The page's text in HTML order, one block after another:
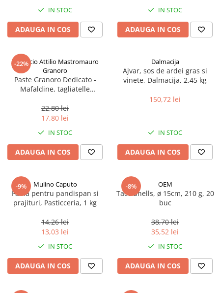
Spania / Cipru / Africa
Sare de mare din Oceanele Pacific
Sare de mare naturala din
Portugalia
Sare de roca
Sare marina
Specialitati din ulei
Terine si placinte
Uleiuri Premium
Uleiuri speciale/presate la rece
Ulei de masline extravirgin
Ulei Gegenbauer
Ulei Huilerie Beaujolaise
Ulei Wiberg Gastro
Prajitore paine
Gratare
Cesti, boluri, vesela
IN STOC
ADAUGA IN COS
IN STOC
ADAUGA IN COS
-22%
Pastificio Attilio Mastromauro
Granoro
Paste Granoro Dedicato -
Mafaldine, tagliatelle
22,80 lei
17,80 lei
IN STOC
ADAUGA IN COS
Dalmacija
Ajvar, sos de ardei gras si
vinete, Dalmacija, 2,45 kg
150,72 lei
IN STOC
ADAUGA IN COS
-9% Mulino Caputo
Faina pentru pandispan si
prajituri, Pasticceria, 1 kg
14,26 lei
13,03 lei
IN STOC
ADAUGA IN COS
-8% OEM
Taco Shells, ø 15cm, 210 g, 20
buc
38,70 lei
35,52 lei
IN STOC
ADAUGA IN COS